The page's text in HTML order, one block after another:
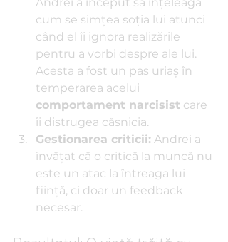
cum se simțea soția lui atunci
când el îi ignora realizările
pentru a vorbi despre ale lui.
Acesta a fost un pas uriaș în
temperarea acelui
comportament narcisist care
îi distrugea căsnicia.
Gestionarea criticii: Andrei a
învățat că o critică la muncă nu
este un atac la întreaga lui
ființă, ci doar un feedback
necesar.